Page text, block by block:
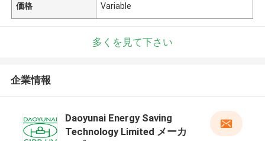
価格 Variable
多くを見て下さい
企業情報
Daoyunai Energy Saving
Technology Limited メーカ